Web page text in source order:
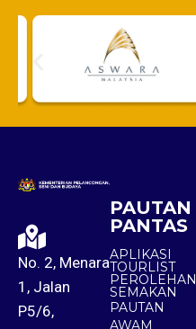
No. 2, Menara
1, Jalan
P5/6,
PAUTAN
PANTAS
APLIKASI
TOURLIST
PEROLEHAN
SEMAKAN
PAUTAN
AWAM